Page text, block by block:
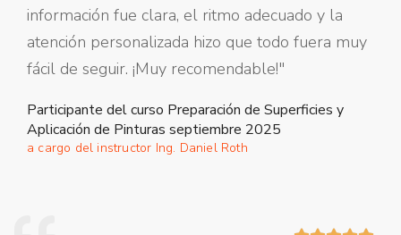
información fue clara, el ritmo adecuado y la
atención personalizada hizo que todo fuera muy
fácil de seguir. ¡Muy recomendable!"
Participante del curso Preparación de Superficies y
Aplicación de Pinturas septiembre 2025
a cargo del instructor Ing. Daniel Roth